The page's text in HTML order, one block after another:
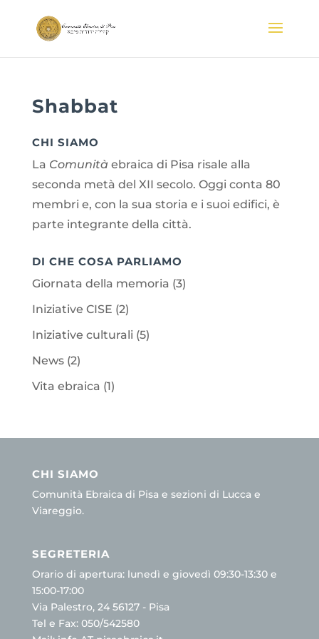
Shabbat
CHI SIAMO
La Comunità ebraica di Pisa risale alla
seconda metà del XII secolo. Oggi conta 80
membri e, con la sua storia e i suoi edifici, è
parte integrante della città.
DI CHE COSA PARLIAMO
Giornata della memoria (3)
Iniziative CISE (2)
Iniziative culturali (5)
News(2)
Vita ebraica (1)
CHI SIAMO
Comunità Ebraica di Pisa e sezioni di Lucca e
Viareggio.
SEGRETERIA
Orario di apertura: lunedì e giovedì 09:30-13:30 e
15:00-17:00
Via Palestro, 24 56127 - Pisa
Tel e Fax: 050/542580